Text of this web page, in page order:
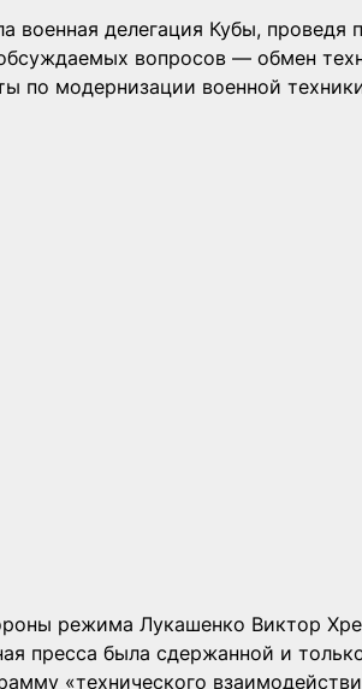
делегация Кубы, проведя
вопросов — обмен
по модернизации военной
режима Лукашенко Виктор
пресса была сдержанной и
«технического